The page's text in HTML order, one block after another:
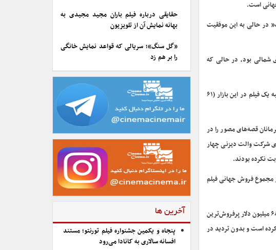
در حالی به این موفقیت
آمریکای شمالی بود، در حالی که
“انتقامجویان: جنگ بی‌نهایت” همچنین رکورد بیشترین فروش شنبه یک فیلم در آمریکای شمالی (۸۳ میلیون دلار) و بیشترین فروش یکشنبه یک فیلم در این بازار (۶۱
قصه‌های مصور را در
پرده سینماها رفته است. در ۲۰۰۹، باب آیگر یکی از روسای شرکت والت دیزنی چهار
نکرده بودند.
دوربین‌های آیمکس فیلمبرداری شده است. سینماهای آیمکس ۴۱ میلیون دلار از مجموع فروش جهانی فیلم
پیروزی بزرگ “انتقامجویان: جنگ بی‌نهایت” در پی موفقیت عظیم “بلک پنتر” (Black Panther) مارول به دست آمد که در حال حاضر با ۶۸۸ میلیون دلار پرفروش‌ترین
است و بدون تردید در
حقایقی درباره فیلم باران مجید مجیدی به
بهانه نمایش آن از تلویزیون
«گل سنگ»؛ سریالی که قواعد نمایش خانگی
را بر هم زد
آخرین ها
پنجاه و یکمین جشنواره فیلم تورنتو؛ مستند
افسانه سالاری به کانادا می‌رود